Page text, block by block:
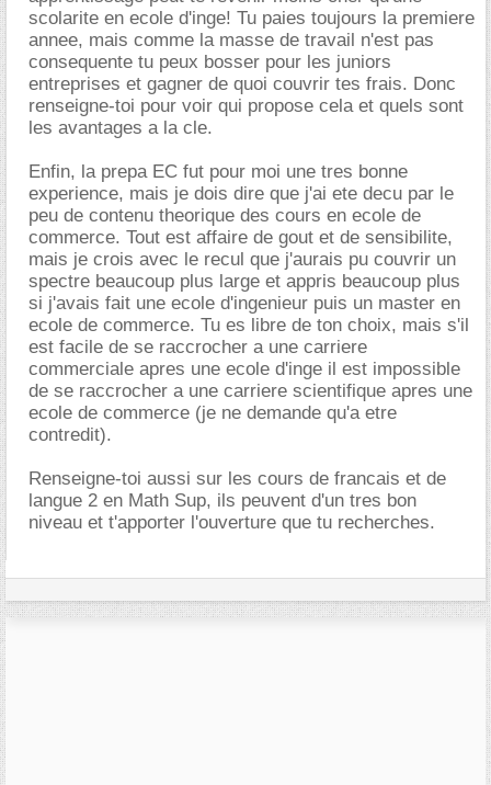
scolarite en ecole d'inge! Tu paies toujours la premiere
annee, mais comme la masse de travail n'est pas
consequente tu peux bosser pour les juniors
entreprises et gagner de quoi couvrir tes frais. Donc
renseigne-toi pour voir qui propose cela et quels sont
les avantages a la cle.
Enfin, la prepa EC fut pour moi une tres bonne
experience, mais je dois dire que j'ai ete decu par le
peu de contenu theorique des cours en ecole de
commerce. Tout est affaire de gout et de sensibilite,
mais je crois avec le recul que j'aurais pu couvrir un
spectre beaucoup plus large et appris beaucoup plus
si j'avais fait une ecole d'ingenieur puis un master en
ecole de commerce. Tu es libre de ton choix, mais s'il
est facile de se raccrocher a une carriere
commerciale apres une ecole d'inge il est impossible
de se raccrocher a une carriere scientifique apres une
ecole de commerce (je ne demande qu'a etre
contredit).
Renseigne-toi aussi sur les cours de francais et de
langue 2 en Math Sup, ils peuvent d'un tres bon
niveau et t'apporter l'ouverture que tu recherches.